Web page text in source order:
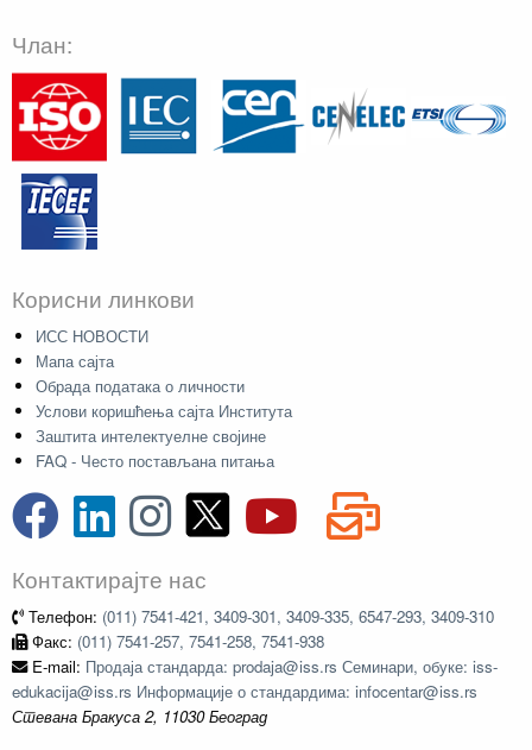
Члан:
Корисни линкови
ИСС НОВОСТИ
Мапа сајта
Обрада података о личности
Услови коришћења сајта Института
Заштита интелектуелне својине
FAQ - Често постављана питања
Контактирајте нас
Телефон: (011) 7541-421, 3409-301, 3409-335, 6547-293, 3409-310
Факс: (011) 7541-257, 7541-258, 7541-938
E-mail: Продаја стандарда: prodaja@iss.rs Семинари, обуке: iss-
edukacija@iss.rs Информације о стандардима: infocentar@iss.rs
Стевана Бракуса 2, 11030 Београд